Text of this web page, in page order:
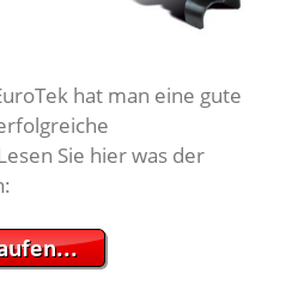
hat man eine gute
Sie hier was der